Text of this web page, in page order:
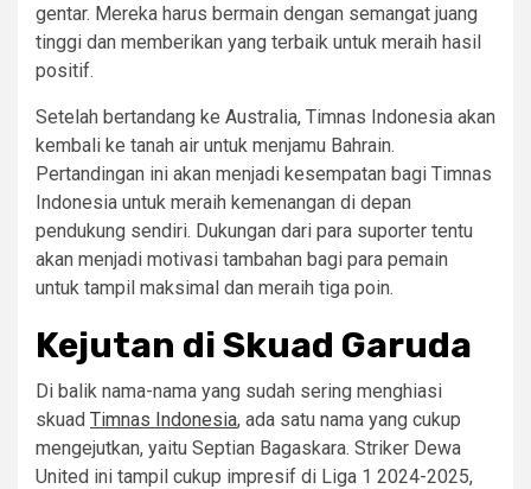
gentar. Mereka harus bermain dengan semangat juang
tinggi dan memberikan yang terbaik untuk meraih hasil
positif.
Setelah bertandang ke Australia, Timnas Indonesia akan
kembali ke tanah air untuk menjamu Bahrain.
Pertandingan ini akan menjadi kesempatan bagi Timnas
Indonesia untuk meraih kemenangan di depan
pendukung sendiri. Dukungan dari para suporter tentu
akan menjadi motivasi tambahan bagi para pemain
untuk tampil maksimal dan meraih tiga poin.
Kejutan di Skuad Garuda
Di balik nama-nama yang sudah sering menghiasi
skuad Timnas Indonesia, ada satu nama yang cukup
mengejutkan, yaitu Septian Bagaskara. Striker Dewa
United ini tampil cukup impresif di Liga 1 2024-2025,